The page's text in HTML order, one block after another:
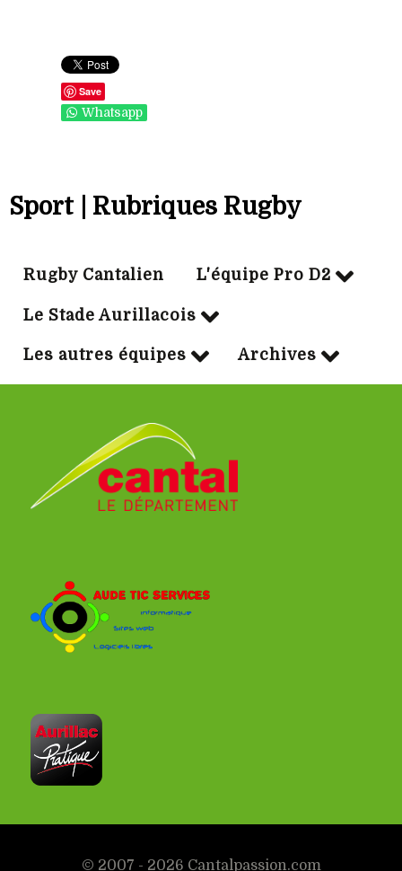
Save
Whatsapp
Sport | Rubriques Rugby
Rugby Cantalien L'équipe Pro D2
Le Stade Aurillacois
Les autres équipes Archives
© 2007 - 2026 Cantalpassion.com